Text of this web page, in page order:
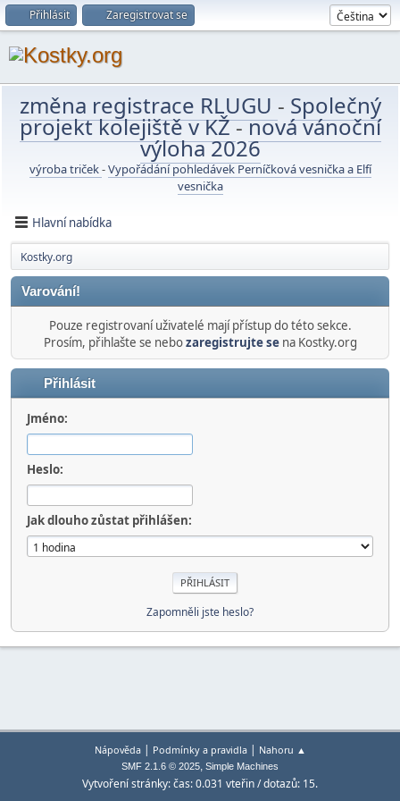
Přihlásit Zaregistrovat se
změna registrace RLUGU - Společný
projekt kolejiště v KŽ-nová vánoční
výloha 2026
výroba triček-Vypořádání pohledávek Perníčková vesnička a Elfí
vesnička
Hlavní nabídka
Kostky.org
Varování!
Pouze registrovaní uživatelé mají přístup do této sekce.
Prosím, přihlašte se nebozaregistrujte sena Kostky.org
Přihlásit
Jméno:
Heslo:
Jak dlouho zůstat přihlášen:
Zapomněli jste heslo?
Nápověda| Podmínky a pravidla| Nahoru ▲
SMF 2.1.6 © 2025, Simple Machines
Vytvoření stránky: čas: 0.031 vteřin / dotazů: 15.